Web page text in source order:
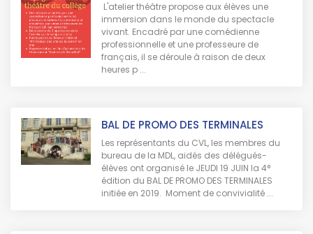
L'atelier théâtre propose aux élèves une
immersion dans le monde du spectacle
vivant. Encadré par une comédienne
professionnelle et une professeure de
français, il se déroule à raison de deux
heures p ...
BAL DE PROMO DES TERMINALES
Les représentants du CVL, les membres du
bureau de la MDL, aidés des délégués-
élèves ont organisé le JEUDI 19 JUIN la 4°
édition du BAL DE PROMO DES TERMINALES
initiée en 2019. Moment de convivialité ...